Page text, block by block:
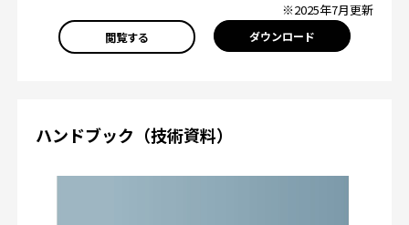
※2025年7月更新
閲覧する ダウンロード
ハンドブック（技術資料）